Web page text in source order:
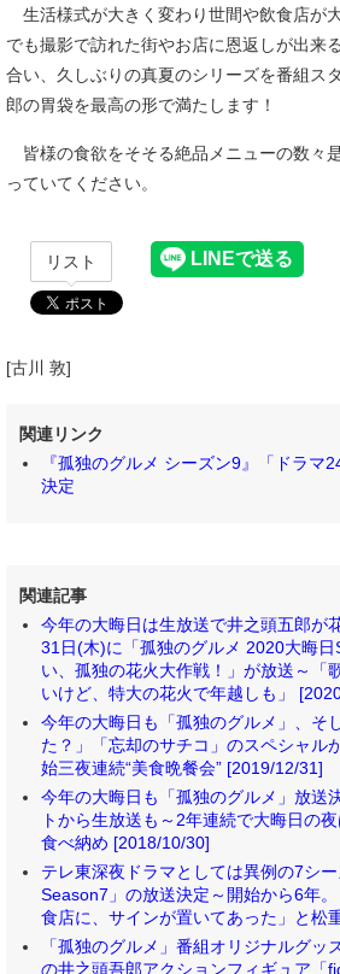
生活様式が大きく変わり世間や飲食店が
でも撮影で訪れた街やお店に恩返しが出来
合い、久しぶりの真夏のシリーズを番組ス
郎の胃袋を最高の形で満たします！
皆様の食欲をそそる絶品メニューの数々
っていてください。
リスト
[古川 敦]
関連リンク
『孤独のグルメ シーズン9』「ドラマ
決定
関連記事
今年の大晦日は生放送で井之頭五郎が
31日(木)に「孤独のグルメ 2020大晦日
い、孤独の花火大作戦！」が放送～「
いけど、特大の花火で年越しも」
今年の大晦日も「孤独のグルメ」、そ
た？」「忘却のサチコ」のスペシャル
始三夜連続“美食晩餐会” [2019/12/31]
今年の大晦日も「孤独のグルメ」放送
トから生放送も～2年連続で大晦日の
食べ納め [2018/10/30]
テレ東深夜ドラマとしては異例の7シ
Season7」の放送決定～開始から6年
食店に、サインが置いてあった」と松
「孤独のグルメ」番組オリジナルグ
の井之頭吾郎アクションフィギュア「